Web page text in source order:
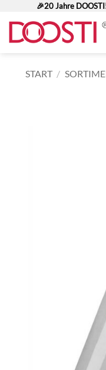
Inhalt
springen
🎉20 Jahre
START /